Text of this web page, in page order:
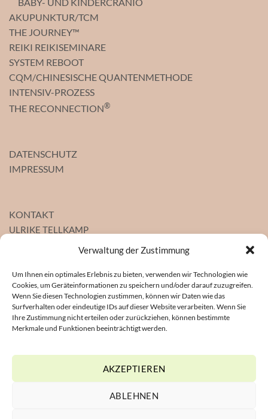
Verwaltung der Zustimmung
Um Ihnen ein optimales Erlebnis zu bieten, verwenden wir Technologien wie
Cookies, um Geräteinformationen zu speichern und/oder darauf zuzugreifen.
Wenn Sie diesen Technologien zustimmen, können wir Daten wie das
Surfverhalten oder eindeutige IDs auf dieser Website verarbeiten. Wenn Sie
Ihre Zustimmung nicht erteilen oder zurückziehen, können bestimmte
Merkmale und Funktionen beeinträchtigt werden.
AKZEPTIEREN
ABLEHNEN
AKUPUNKTUR/TCM
THE JOURNEY™
REIKI REIKISEMINARE
SYSTEM REBOOT
CQM/CHINESISCHE QUANTENMETHODE
INTENSIV-PROZESS
THE RECONNECTION®
DATENSCHUTZ
IMPRESSUM
KONTAKT
ULRIKE TELLKAMP
Seewartenstraße 10, Haus 4, 1. OG
20459 Hamburg
Mobil0178-51 22 494
E-Mailinfo@heilpraktikerin-tellkamp.de
Websitewww.heilpraktikerin-tellkamp.de